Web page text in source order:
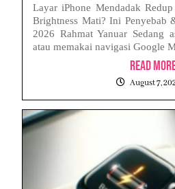
Layar iPhone Mendadak
Brightness Mati? Ini Penyebab
2026 Rahmat Yanuar Sedang
atau memakai navigasi Google
Read
August 7,